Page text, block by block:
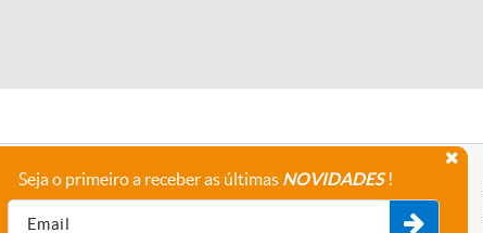
A empresa
Seja o primeiro a receber as últimas NOVIDADES!